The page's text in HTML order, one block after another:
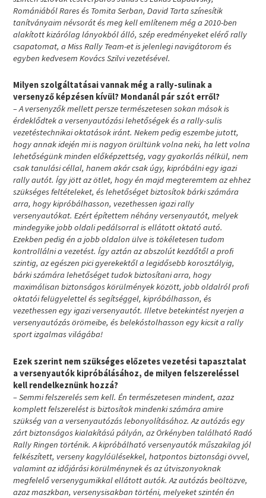
Romániából Rares és Tomita Serban, David Tarta színesítik
tanítványaim névsorát és meg kell említenem még a 2010-ben
alakított kizárólag lányokból álló, szép eredményeket elérő rally
csapatomat, a Miss Rally Team-et is jelenlegi navigátorom és
egyben kedvesem Kovács Szilvi vezetésével.
Milyen szolgáltatásai vannak még a rally-sulinak a
versenyző képzésen kívül? Mondanál pár szót erről?
– A versenyzők mellett persze természetesen sokan mások is
érdeklődtek a versenyautózási lehetőségek és a rally-sulis
vezetéstechnikai oktatások iránt. Nekem pedig eszembe jutott,
hogy annak idején mi is nagyon örültünk volna neki, ha lett volna
lehetőségünk minden előképzettség, vagy gyakorlás nélkül, nem
csak tanulási céllal, hanem akár csak úgy, kipróbálni egy igazi
rally autót. Így jött az ötlet, hogy én majd megteremtem az ehhez
szükséges feltételeket, és lehetőséget biztosítok bárki számára
arra, hogy kipróbálhasson, vezethessen igazi rally
versenyautókat. Ezért építettem néhány versenyautót, melyek
mindegyike jobb oldali pedálsorral is ellátott oktató autó.
Ezekben pedig én a jobb oldalon ülve is tökéletesen tudom
kontrollálni a vezetést. Így aztán az abszolút kezdőtől a profi
szintig, az egészen pici gyerekektől a legidősebb korosztályig,
bárki számára lehetőséget tudok biztosítani arra, hogy
maximálisan biztonságos körülmények között, jobb oldalról profi
oktatói felügyelettel és segítséggel, kipróbálhasson, és
vezethessen egy igazi versenyautót. Illetve betekintést nyerjen a
versenyautózás örömeibe, és belekóstolhasson egy kicsit a rally
sport izgalmas világába!
Ezek szerint nem szükséges előzetes vezetési tapasztalat
a versenyautók kipróbálásához, de milyen felszereléssel
kell rendelkeznünk hozzá?
– Semmi felszerelés sem kell. Én természetesen mindent, azaz
komplett felszerelést is biztosítok mindenki számára amire
szükség van a versenyautózás lebonyolításához. Az autózás egy
zárt biztonságos kialakítású pályán, az Örkényben található Radó
Rally Ringen történik. A kipróbálható versenyautók műszakilag jól
felkészített, verseny kagylóülésekkel, hatpontos biztonsági övvel,
valamint az időjárási körülménynek és az útviszonyoknak
megfelelő versenygumikkal ellátott autók. Az autózás beöltözve,
azaz maszkban, versenysisakban történi, melyeket szintén én